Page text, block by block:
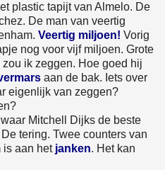
plastic tapijt van Almelo. De
De man van veertig
Veertig miljoen! Vorig
nog voor vijf miljoen. Grote
ik zeggen. Hoe goed hij
aan de bak. Iets over
eigenlijk van zeggen?
Mitchell Dijks de beste
De tering. Twee counters van
is aan het janken. Het kan